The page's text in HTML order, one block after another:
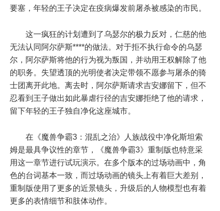
要塞，年轻的王子决定在疫病爆发前屠杀被感染的市民。
这一疯狂的计划遭到了乌瑟尔的极力反对，仁慈的他
无法认同阿尔萨斯****的做法。对于拒不执行命令的乌瑟
尔，阿尔萨斯将他的行为视为叛国，并动用王权解除了他
的职务。失望透顶的光明使者决定带领不愿参与屠杀的骑
士团离开此地。离去时，阿尔萨斯请求吉安娜留下，但不
忍看到王子做出如此暴虐行径的吉安娜拒绝了他的请求，
留下年轻的王子独自净化这座城市。
在《魔兽争霸3：混乱之治》人族战役中净化斯坦索
姆是最具争议性的章节，《魔兽争霸3》重制版也特意采
用这一章节进行试玩演示。在多个版本的过场动画中，角
色的台词基本一致，而过场动画的镜头上有着巨大差别，
重制版使用了更多的近景镜头，升级后的人物模型也有着
更多的表情细节和肢体动作。